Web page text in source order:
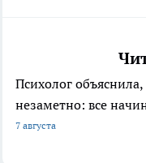
Психолог
незаметно: все
7 августа